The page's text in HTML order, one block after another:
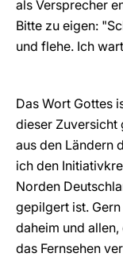
als Versprecher
Bitte zu eigen:
und flehe. Ich
Das Wort Gottes
dieser Zuversicht
aus den Ländern
ich den
Norden
gepilgert ist.
daheim und
das Fernsehen